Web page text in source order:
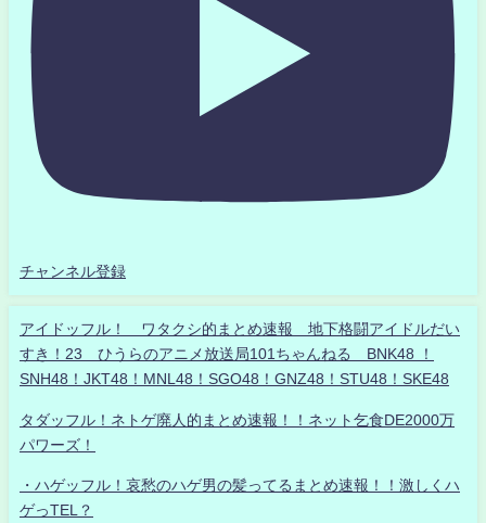
チャンネル登録
アイドッフル！ ワタクシ的まとめ速報 地下格闘アイドルだい
すき！23 ひうらのアニメ放送局101ちゃんねる BNK48 ！
SNH48！JKT48！MNL48！SGO48！GNZ48！STU48！SKE48
タダッフル！ネトゲ廃人的まとめ速報！！ネット乞食DE2000万
パワーズ！
・ハゲッフル！哀愁のハゲ男の髪ってるまとめ速報！！激しくハ
ゲっTEL？